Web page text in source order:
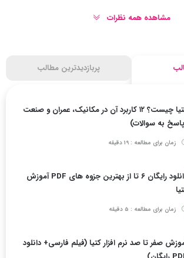
پربازدیدترین مطالب
کتیا چیست؟ ۱۲ کاربرد آن در مکانیک، عمران و صنعت
به سوالات)
زمان برای مطالعه : 19 دقیقه
دانلود رایگان ۶ تا از بهترین جزوه های PDF آموزش
زمان برای مطالعه : 5 دقیقه
صفر تا صد نرم افزار کتیا (فیلم فارسی+ دانلود
مشاهده همه نظرات